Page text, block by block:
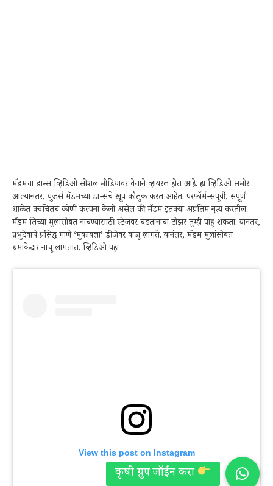
मॅडमचा डान्स व्हिडिओ सोशल मीडियावर वेगाने व्हायरल होत आहे. हा व्हिडिओ समोर
आल्यानंतर, युजर्स मॅडमच्या डान्सचे खूप कौतुक करत आहेत. परफॉर्मन्सपूर्वी, संपूर्ण
शाळेत क्वचितच कोणी कल्पना केली असेल की मॅडम इतक्या अप्रतिम नृत्य करतील.
मॅडम तिच्या मुलांसोबत नाचण्यासाठी स्टेजवर चढतानाचा टीझर तुम्ही पाहू शकता. यानंतर,
प्रभुदेवाचे प्रसिद्ध गाणे ‘मुकाबला’ डीजेवर वाजू लागते. यानंतर, मॅडम मुलांसोबत
धमाकेदार नाचू लागतात. व्हिडिओ पहा-
View this post on Instagram